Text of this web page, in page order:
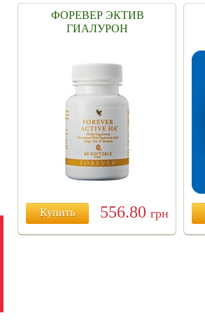
ФОРЕВЕР ЭКТИВ
ГИАЛУРОН
Купить 556.80 грн